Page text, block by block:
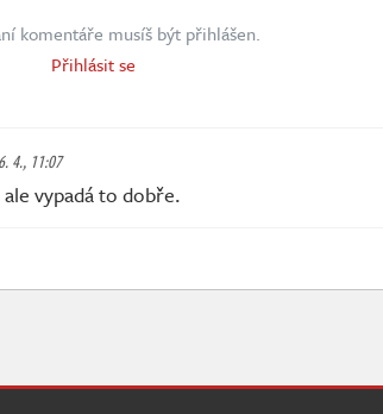
komentáře musíš být přihlášen.
Přihlásit se
4., 11:07
vypadá to dobře.